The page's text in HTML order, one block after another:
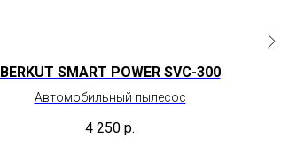
BERKUT SMART POWER SVC-300
Автомобильный пылесос
4 250 р.